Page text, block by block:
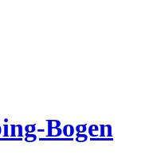
Bogen